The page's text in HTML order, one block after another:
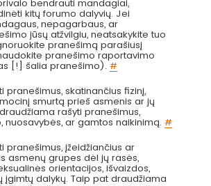
bendrauti mandagiai,
kitų forumo dalyvių. Jei
nepagarbaus, ar
jūsų atžvilgiu, neatsakykite tuo
pranešimą parašiusį
pranešimo raportavimo
[!] šalia pranešimo).#
pranešimus, skatinančius fizinį,
smurtą prieš asmenis ar jų
rašyti pranešimus,
nuosavybės, ar gamtos naikinimą.#
pranešimus, įžeidžiančius ar
asmenų grupes dėl jų rasės,
orientacijos, išvaizdos,
įgimtų dalykų. Taip pat draudžiama